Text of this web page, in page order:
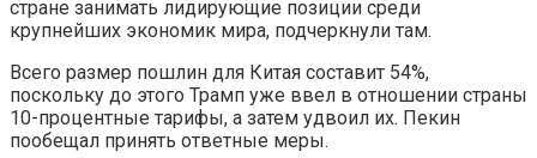
стране занимать лидирующие позиции среди
крупнейших экономик мира, подчеркнули там.
Всего размер пошлин для Китая составит 54%,
поскольку до этого Трамп уже ввел в отношении страны
10-процентные тарифы, а затем удвоил их. Пекин
пообещал принять ответные меры.